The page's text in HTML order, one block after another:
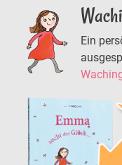
Ein